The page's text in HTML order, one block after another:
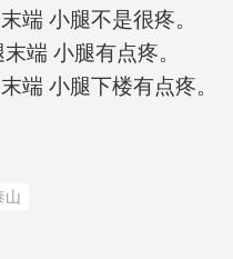
端 小腿不是很疼。
端 小腿有点疼。
端 小腿下楼有点疼。
山